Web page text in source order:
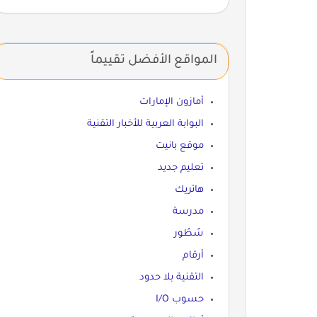
المواقع الأفضل تقييماً
أمازون الإمارات
البوابة العربية للأخبار التقنية
موقع بانيت
تعليم جديد
هاتريك
مدرسة
سُطُور
أرقام
التقنية بلا حدود
حسوب I/O